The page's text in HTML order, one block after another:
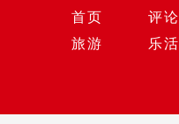
首页 评论
旅游
乐活